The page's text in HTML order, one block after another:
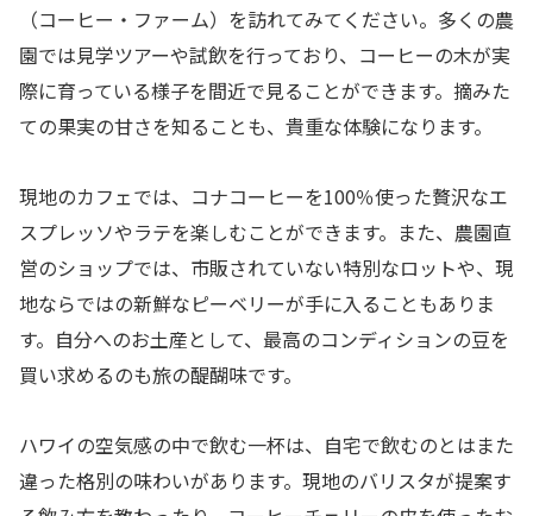
（コーヒー・ファーム）を訪れてみてください。多くの農
園では見学ツアーや試飲を行っており、コーヒーの木が実
際に育っている様子を間近で見ることができます。摘みた
ての果実の甘さを知ることも、貴重な体験になります。
現地のカフェでは、コナコーヒーを100％使った贅沢なエ
スプレッソやラテを楽しむことができます。また、農園直
営のショップでは、市販されていない特別なロットや、現
地ならではの新鮮なピーベリーが手に入ることもありま
す。自分へのお土産として、最高のコンディションの豆を
買い求めるのも旅の醍醐味です。
ハワイの空気感の中で飲む一杯は、自宅で飲むのとはまた
違った格別の味わいがあります。現地のバリスタが提案す